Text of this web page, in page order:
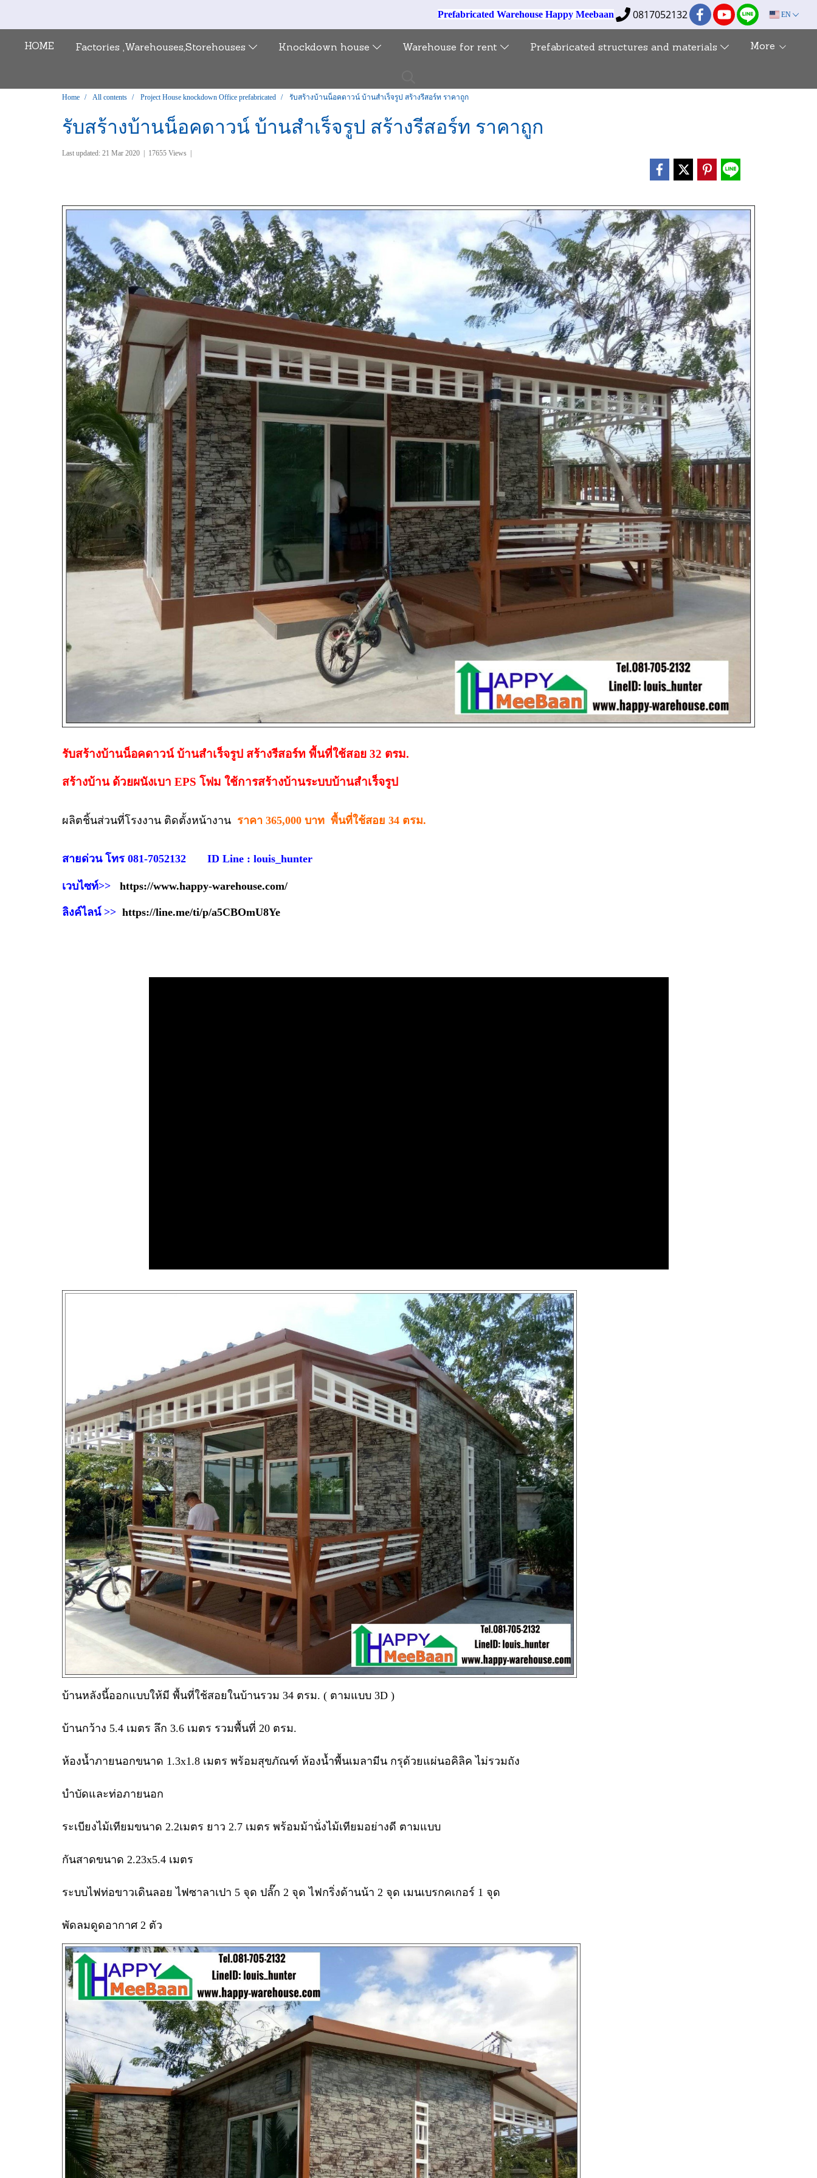
Prefabricated Warehouse Happy Meebaan 0817052132 EN
HOME Factories ,Warehouses,Storehouses Knockdown house Warehouse for rent Prefabricated structures and materials More
Home All contents Project House knockdown Office prefabricated รับสร้างบ้านน็อคดาวน์ บ้านสำเร็จรูป สร้างรีสอร์ท ราคาถูก
รับสร้างบ้านน็อคดาวน์ บ้านสำเร็จรูป สร้างรีสอร์ท ราคาถูก
Last updated: 21 Mar 2020 17655 Views
รับสร้างบ้านน็อคดาวน์ บ้านสำเร็จรูป สร้างรีสอร์ท พื้นที่ใช้สอย 32 ตรม.
สร้างบ้าน ด้วยผนังเบา EPS โฟม ใช้การสร้างบ้านระบบบ้านสำเร็จรูป
ผลิตชิ้นส่วนที่โรงงาน ติดตั้งหน้างาน ราคา 365,000 บาท พื้นที่ใช้สอย 34 ตรม.
สายด่วน โทร 081-7052132 ID Line : louis_hunter
เวบไซท์>> https://www.happy-warehouse.com/
ลิงค์ไลน์ >> https://line.me/ti/p/a5CBOmU8Ye
บ้านหลังนี้ออกแบบให้มี พื้นที่ใช้สอยในบ้านรวม 34 ตรม. ( ตามแบบ 3D )
บ้านกว้าง 5.4 เมตร ลึก 3.6 เมตร รวมพื้นที่ 20 ตรม.
ห้องน้ำภายนอกขนาด 1.3x1.8 เมตร พร้อมสุขภัณฑ์ ห้องน้ำพื้นเมลามีน กรุด้วยแผ่นอคิลิค ไม่รวมถัง
บำบัดและท่อภายนอก
ระเบียงไม้เทียมขนาด 2.2เมตร ยาว 2.7 เมตร พร้อมม้านั่งไม้เทียมอย่างดี ตามแบบ
กันสาดขนาด 2.23x5.4 เมตร
ระบบไฟท่อขาวเดินลอย ไฟซาลาเปา 5 จุด ปลั๊ก 2 จุด ไฟกริ่งด้านน้า 2 จุด เมนเบรกคเกอร์ 1 จุด
พัดลมดูดอากาศ 2 ตัว